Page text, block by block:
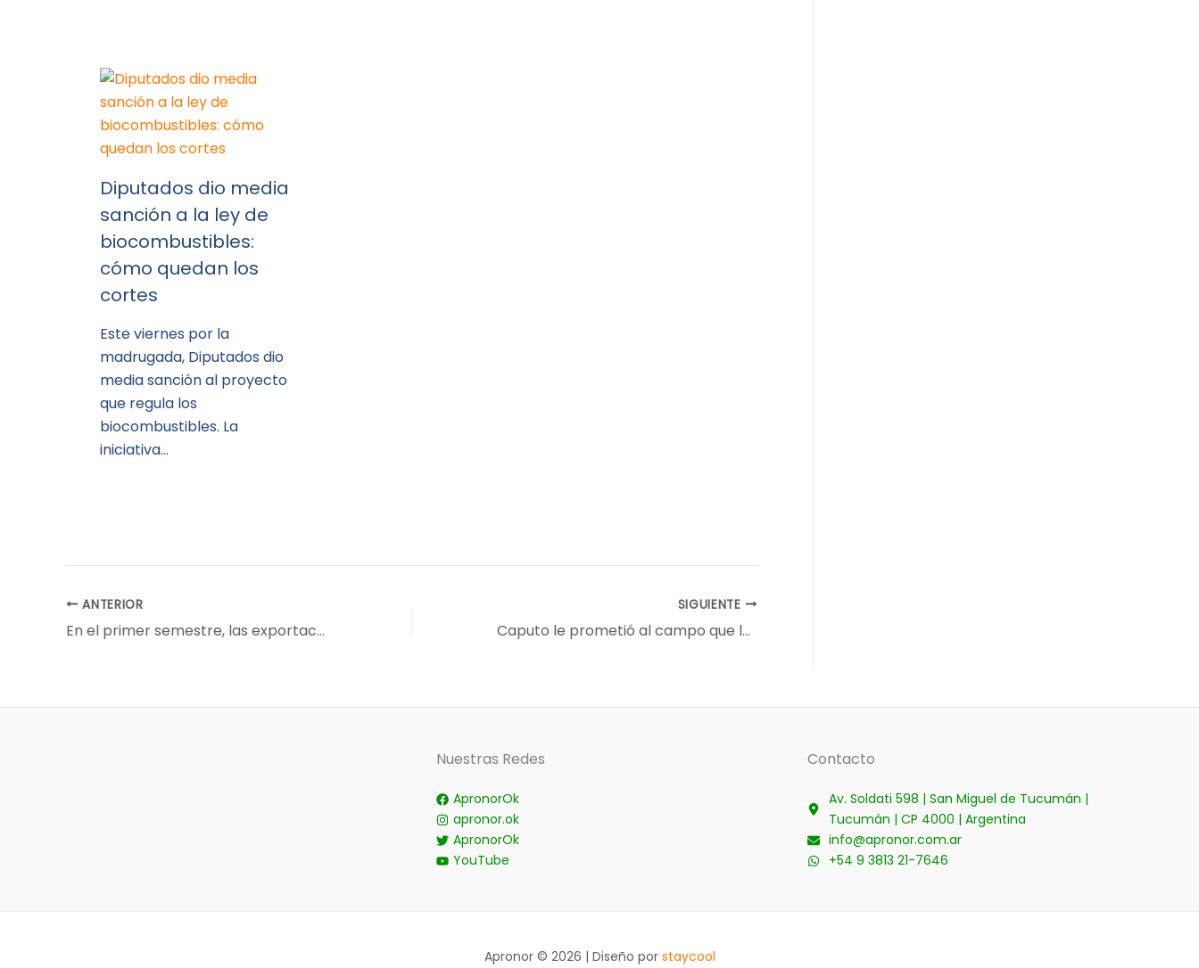
Diputados dio media
sanción a la ley de
biocombustibles:
cómo quedan los
cortes
Este viernes por la
madrugada, Diputados dio
media sanción al proyecto
que regula los
biocombustibles. La
iniciativa…
ANTERIOR
En el primer semestre, las exportaciones del agro generaron casi U$S 4.000 millones más que en 2023
SIGUIENTE
Caputo le prometió al campo que la brecha “va a estar tranquila y va a tender a la baja”
Nuestras Redes
ApronorOk
apronor.ok
ApronorOk
YouTube
Contacto
Av. Soldati 598 | San Miguel de Tucumán |
Tucumán | CP 4000 | Argentina
info@apronor.com.ar
+54 9 3813 21-7646
Apronor © 2026 | Diseño por staycool